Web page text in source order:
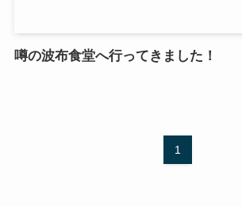
噂の波布食堂へ行ってきました！
1